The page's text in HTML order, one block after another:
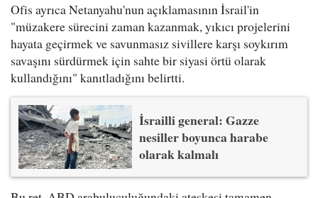
Ofis ayrıca Netanyahu'nun açıklamasının İsrail'in
"müzakere sürecini zaman kazanmak, yıkıcı projelerini
hayata geçirmek ve savunmasız sivillere karşı soykırım
savaşını sürdürmek için sahte bir siyasi örtü olarak
kullandığını" kanıtladığını belirtti.
İsrailli general: Gazze
nesiller boyunca harabe
olarak kalmalı